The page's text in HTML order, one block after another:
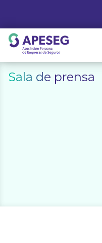
content
APESEG
Sala de prensa